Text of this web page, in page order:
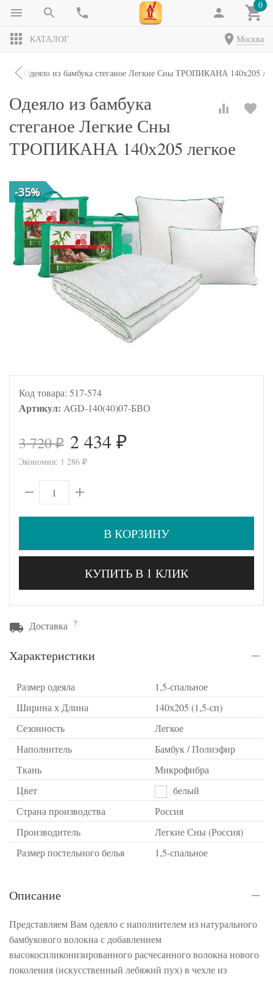
0
КАТАЛОГ Москва
Одеяло из бамбука стеганое Легкие Сны ТРОПИКАНА 140х205
Одеяло из бамбука
стеганое Легкие Сны
ТРОПИКАНА 140х205 легкое
-35%
Код товара: 517-574
Артикул: AGD-140(40)07-БВО
3 720₽ 2 434 ₽
Экономия: 1 286 ₽
В КОРЗИНУ
КУПИТЬ В 1 КЛИК
Доставка ?
Характеристики
Размер одеяла
1,5-спальное
Ширина х Длина
140х205 (1,5-сп)
Сезонность
Легкое
Наполнитель
Бамбук / Полиэфир
Ткань
Микрофибра
Цвет
белый
Страна производства
Россия
Производитель
Легкие Сны (Россия)
Размер постельного белья
1,5-спальное
Описание
Представляем Вам одеяло с наполнителем из натурального
бамбукового волокна с добавлением
высокосиликонизированного расчесанного волокна нового
поколения (искусственный лебяжий пух) в чехле из